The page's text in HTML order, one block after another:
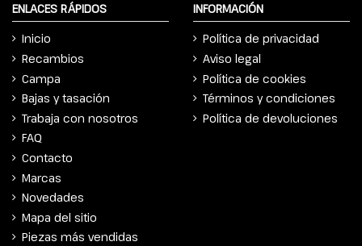
ENLACES RÁPIDOS
Inicio
Recambios
Campa
Bajas y tasación
Trabaja con nosotros
FAQ
Contacto
Marcas
Novedades
Mapa del sitio
Piezas más vendidas
INFORMACIÓN
Política de privacidad
Aviso legal
Política de cookies
Términos y condiciones
Política de devoluciones